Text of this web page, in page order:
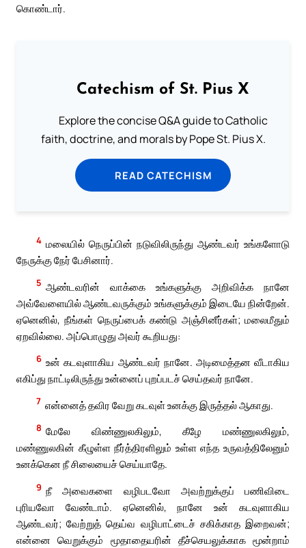
கொண்டார்.
Catechism of St. Pius X
Explore the concise Q&A guide to Catholic
faith, doctrine, and morals by Pope St. Pius X.
READ CATECHISM
4 மலையில் நெருப்பின் நடுவிலிருந்து ஆண்டவர் உங்களோடு
நேருக்கு நேர் பேசினார்.
5 ஆண்டவரின் வாக்கை உங்களுக்கு அறிவிக்க நானே
அவ்வேளையில் ஆண்டவருக்கும் உங்களுக்கும் இடையே நின்றேன்.
ஏனெனில், நீங்கள் நெருப்பைக் கண்டு அஞ்சினீர்கள்; மலைமீதும்
ஏறவில்லை. அப்பொழுது அவர் கூறியது:
6 உன் கடவுளாகிய ஆண்டவர் நானே. அடிமைத்தன வீடாகிய
எகிப்து நாட்டிலிருந்து உன்னைப் புறப்படச் செய்தவர் நானே.
7 என்னைத் தவிர வேறு கடவுள் உனக்கு இருத்தல் ஆகாது.
8 மேலே விண்ணுலகிலும், கீழே மண்ணுலகிலும்,
மண்ணுலகின் கீழுள்ள நீர்த்திரளிலும் உள்ள எந்த உருவத்திலேனும்
உனக்கென நீ சிலையைச் செய்யாதே.
9 நீ அவைகளை வழிபடவோ அவற்றுக்குப் பணிவிடை
புரியவோ வேண்டாம். ஏனெனில், நானே உன் கடவுளாகிய
ஆண்டவர்; வேற்றுத் தெய்வ வழிபாட்டைச் சகிக்காத இறைவன்;
என்னை வெறுக்கும் மூதாதையரின் தீச்செயலுக்காக மூன்றாம்